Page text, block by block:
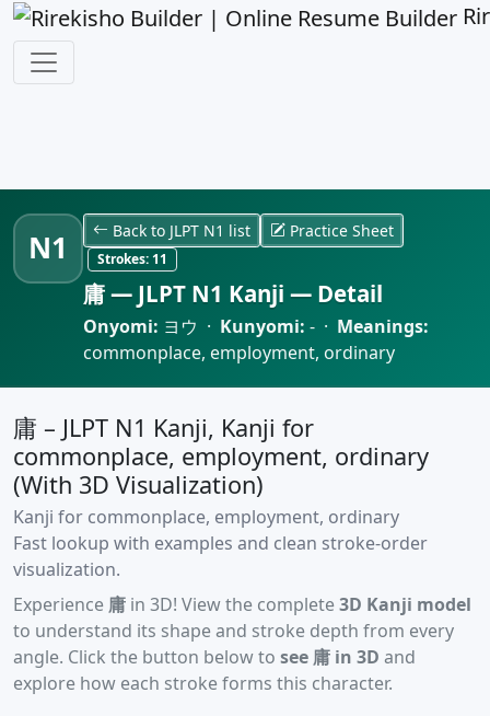
N1 Back to JLPT N1 list Practice Sheet
Strokes:11
庸 — JLPT N1 Kanji — Detail
Onyomi: ヨウ · Kunyomi: - · Meanings:
commonplace, employment, ordinary
庸 – JLPT N1 Kanji, Kanji for
commonplace, employment, ordinary
(With 3D Visualization)
Kanji for commonplace, employment, ordinary
Fast lookup with examples and clean stroke-order
visualization.
Experience 庸 in 3D! View the complete3D Kanji model
to understand its shape and stroke depth from every
angle. Click the button below to see 庸 in 3D and
explore how each stroke forms this character.